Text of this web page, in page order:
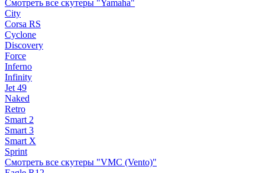
Смотреть все скутеры "Yamaha"
City
Corsa RS
Cyclone
Discovery
Force
Inferno
Infinity
Jet 49
Naked
Retro
Smart 2
Smart 3
Smart X
Sprint
Смотреть все скутеры "VMC (Vento)"